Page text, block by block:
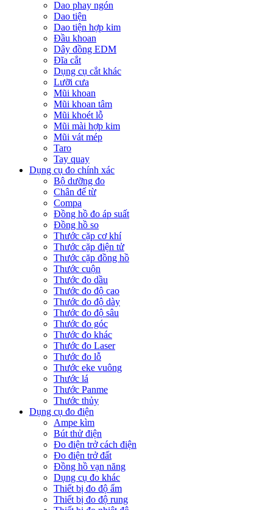
Dao phay ngón
Dao tiện
Dao tiện hợp kim
Đầu khoan
Dây đồng EDM
Đĩa cắt
Dụng cụ cắt khác
Lưỡi cưa
Mũi khoan
Mũi khoan tâm
Mũi khoét lỗ
Mũi mài hợp kim
Mũi vát mép
Taro
Tay quay
Dụng cụ đo chính xác
Bộ dưỡng đo
Chân đế từ
Compa
Đồng hồ đo áp suất
Đồng hồ so
Thước cặp cơ khí
Thước cặp điện tử
Thước cặp đồng hồ
Thước cuộn
Thước đo dầu
Thước đo độ cao
Thước đo độ dày
Thước đo độ sâu
Thước đo góc
Thước đo khác
Thước đo Laser
Thước đo lỗ
Thước eke vuông
Thước lá
Thước Panme
Thước thủy
Dụng cụ đo điện
Ampe kìm
Bút thử điện
Đo điện trở cách điện
Đo điện trở đất
Đồng hồ vạn năng
Dụng cụ đo khác
Thiết bị đo độ ẩm
Thiết bị đo độ rung